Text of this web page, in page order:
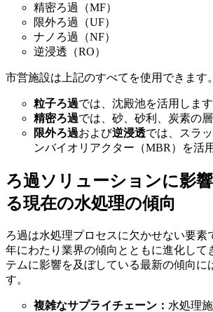
精密ろ過（MF）
限外ろ過（UF）
ナノろ過（NF）
逆浸透（RO）
市営施設は上記のすべてを使用できます
粒子ろ過では、沈殿池を活用します
精密ろ過では、砂、砂利、炭素の
限外ろ過および逆浸透では、スラ
ンバイオリアクター（MBR）を活
ろ過ソリューションに影
る現在の水処理の傾向
ろ過は水処理プロセスに欠かせない要素
年にわたり業界の傾向とともに進化して
テムに影響を及ぼしている最新の傾向に
す。
複雑なサプライチェーン： 水処理